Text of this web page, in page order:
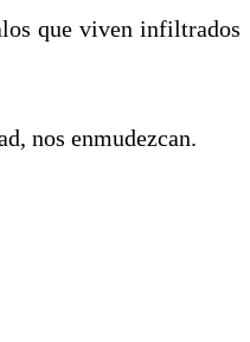
que viven infiltrados
nos enmudezcan.